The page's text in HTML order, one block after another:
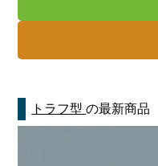
トラフ型の最新商品